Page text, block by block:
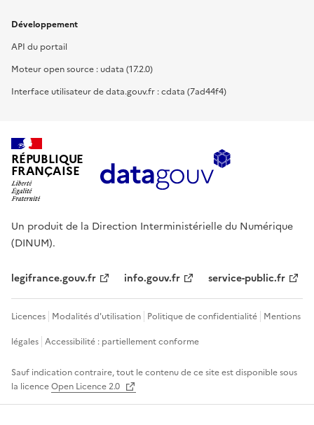
Développement
API du portail
Moteur open source : udata (17.2.0)
Interface utilisateur de data.gouv.fr : cdata (7ad44f4)
RÉPUBLIQUE
FRANÇAISE
Un produit de la Direction Interministérielle du Numérique
(DINUM).
legifrance.gouv.fr info.gouv.fr service-public.fr
Licences Modalités d'utilisation Politique de confidentialité Mentions
légales Accessibilité : partiellement conforme
Sauf indication contraire, tout le contenu de ce site est disponible sous
la licenceOpen Licence 2.0